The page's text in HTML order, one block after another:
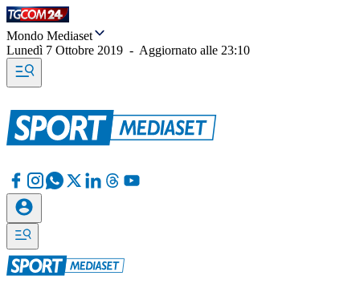
Mondo Mediaset
Lunedì 7 Ottobre 2019 - Aggiornato alle 23:10